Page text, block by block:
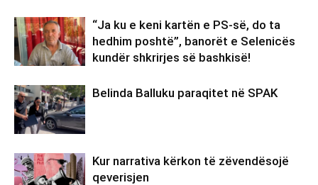
“Ja ku e keni kartën e PS-së, do ta
hedhim poshtë”, banorët e Selenicës
kundër shkrirjes së bashkisë!
Belinda Balluku paraqitet në SPAK
Kur narrativa kërkon të zëvendësojë
qeverisjen